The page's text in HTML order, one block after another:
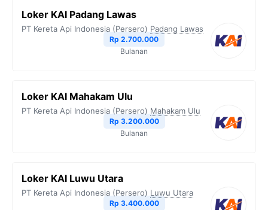
o
e
r
A
i
n
k
Loker KAI Padang Lawas
PT Kereta Api Indonesia (Persero) Padang Lawas
Rp 2.700.000
Bulanan
Loker KAI Mahakam Ulu
PT Kereta Api Indonesia (Persero) Mahakam Ulu
Rp 3.200.000
Bulanan
Loker KAI Luwu Utara
PT Kereta Api Indonesia (Persero) Luwu Utara
Rp 3.400.000